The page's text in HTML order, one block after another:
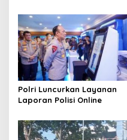
Polri Luncurkan Layanan
Laporan Polisi Online